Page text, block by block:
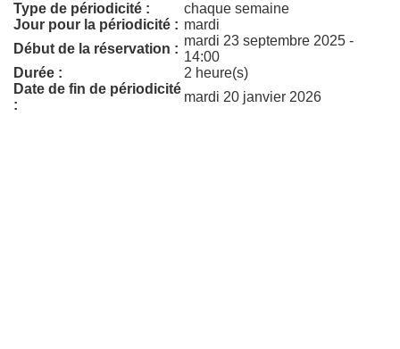
Type de périodicité :
chaque semaine
Jour pour la périodicité : mardi
Début de la réservation :
mardi 23 septembre 2025 -
14:00
Durée :
2 heure(s)
Date de fin de périodicité
:
mardi 20 janvier 2026